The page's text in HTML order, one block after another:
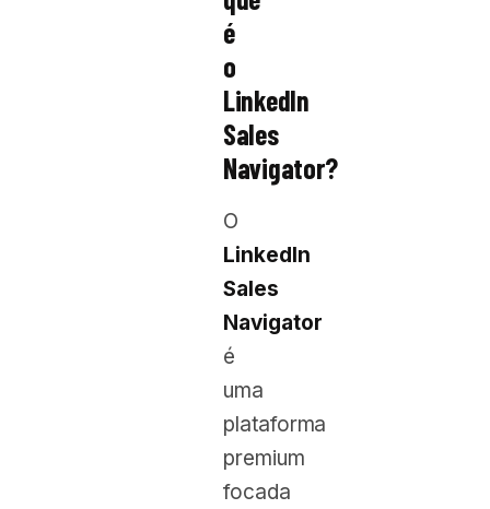
é
o
LinkedIn
Sales
Navigator?
O
LinkedIn
Sales
Navigator
é
uma
plataforma
premium
focada